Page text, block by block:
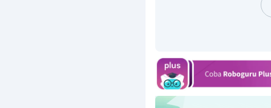
menuliskan hasil
menyetarakan jumlah